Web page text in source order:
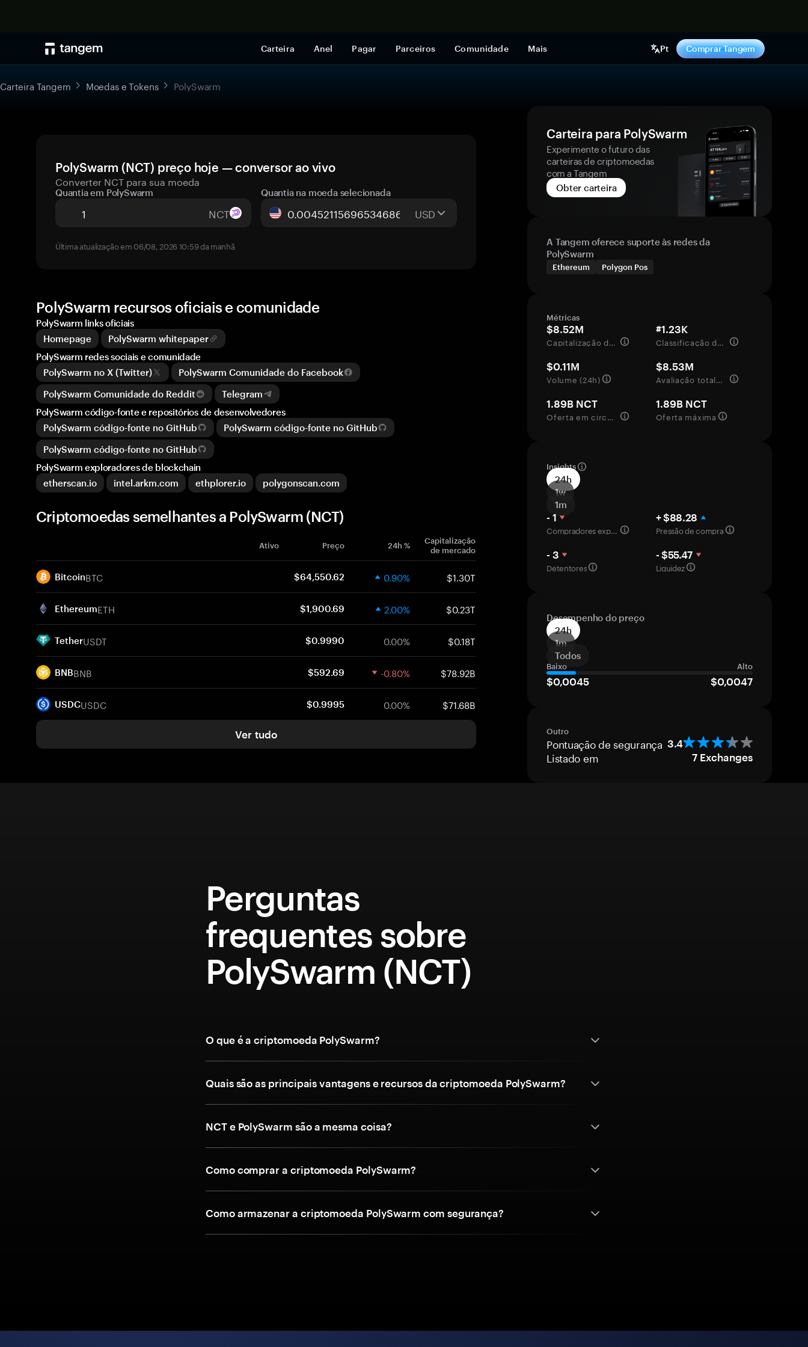
Carteira Anel Pagar Parceiros Comunidade Mais Pt Comprar Tangem
Carteira Tangem Moedas e Tokens PolySwarm
PolySwarm (NCT) preço hoje — conversor ao vivo
Converter NCT para sua moeda
Quantia em PolySwarm
NCT
Quantia na moeda selecionada
USD
Última atualização em 06/08, 2026 10:59 da manhã
Carteira para PolySwarm
Experimente o futuro das
carteiras de criptomoedas
com a Tangem
Obter carteira
A Tangem oferece suporte às redes da
PolySwarm
Ethereum Polygon Pos
Métricas
$8.52M
Capitalização de mercado
#1.23K
Classificação de mercado
$0.11M
Volume (24h)
$8.53M
Avaliação totalmente diluída
1.89B NCT
Oferta em circulação
1.89B NCT
Oferta máxima
Insights
24h
1w
1m
- 1
Compradores experientes
+ $88.28
Pressão de compra
- 3
Detentores
- $55.47
Liquidez
Desempenho do preço
24h
1m
Todos
Baixo Alto
$0,0045 $0,0047
Outro
Pontuação de segurança 3.4
Listado em 7 Exchanges
PolySwarm recursos oficiais e comunidade
PolySwarm links oficiais
Homepage
PolySwarm whitepaper
PolySwarm redes sociais e comunidade
PolySwarm no X (Twitter)
PolySwarm Comunidade do Facebook
PolySwarm Comunidade do Reddit
Telegram
PolySwarm código-fonte e repositórios de desenvolvedores
PolySwarm código-fonte no GitHub
PolySwarm código-fonte no GitHub
PolySwarm código-fonte no GitHub
PolySwarm exploradores de blockchain
etherscan.io
intel.arkm.com ethplorer.io polygonscan.com
Criptomoedas semelhantes a PolySwarm (NCT)
Ativo Preço 24h %
Capitalização
de mercado
BitcoinBTC $64,550.62 0.90% $1.30T
EthereumETH $1,900.69 2.00% $0.23T
TetherUSDT $0.9990 0.00% $0.18T
BNBBNB $592.69 -0.80% $78.92B
USDCUSDC $0.9995 0.00% $71.68B
Ver tudo
Perguntas
frequentes sobre
PolySwarm (NCT)
O que é a criptomoeda PolySwarm?
Quais são as principais vantagens e recursos da criptomoeda PolySwarm?
NCT e PolySwarm são a mesma coisa?
Como comprar a criptomoeda PolySwarm?
Como armazenar a criptomoeda PolySwarm com segurança?